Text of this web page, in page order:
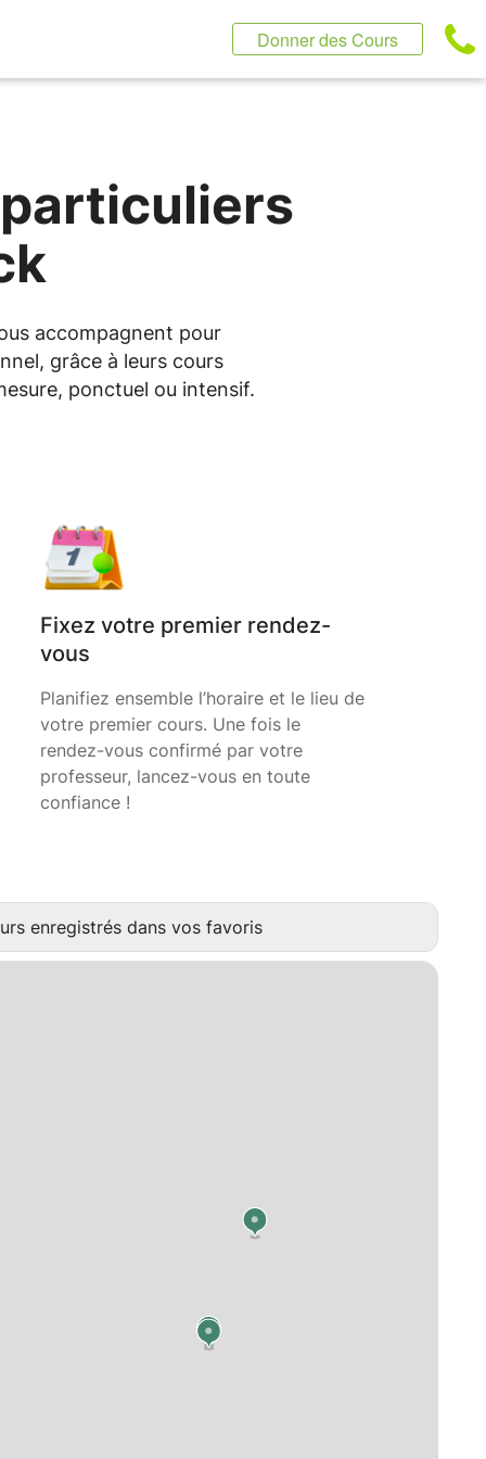
Donner des Cours
accompagnent pour
grâce à leurs cours
ponctuel ou intensif.
Fixez votre premier rendez-
vous
Planifiez ensemble l’horaire et le lieu de
votre premier cours. Une fois le
rendez-vous confirmé par votre
professeur, lancez-vous en toute
confiance !
enregistrés dans vos favoris